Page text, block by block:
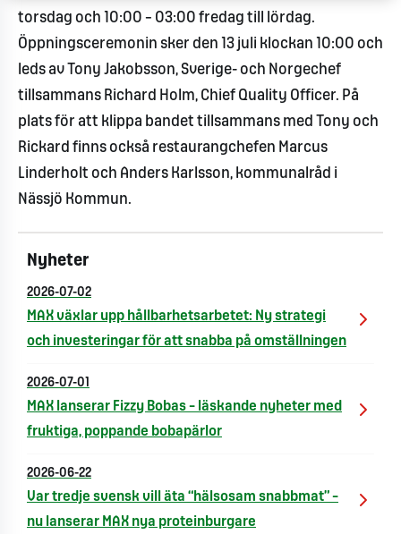
torsdag och 10:00 – 03:00 fredag till lördag.
Öppningsceremonin sker den 13 juli klockan 10:00 och
leds av Tony Jakobsson, Sverige- och Norgechef
tillsammans Richard Holm, Chief Quality Officer. På
plats för att klippa bandet tillsammans med Tony och
Rickard finns också restaurangchefen Marcus
Linderholt och Anders Karlsson, kommunalråd i
Nässjö Kommun.
Nyheter
2026-07-02
MAX växlar upp hållbarhetsarbetet: Ny strategi
och investeringar för att snabba på omställningen
2026-07-01
MAX lanserar Fizzy Bobas – läskande nyheter med
fruktiga, poppande bobapärlor
2026-06-22
Var tredje svensk vill äta “hälsosam snabbmat” –
nu lanserar MAX nya proteinburgare